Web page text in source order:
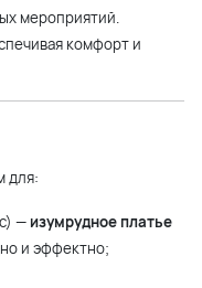
мероприятий.
комфорт и
для:
— изумрудное платье
и эффектно;